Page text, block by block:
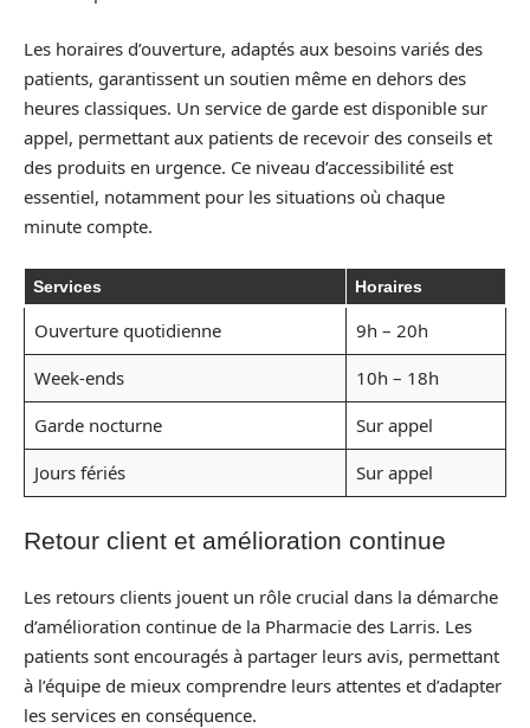
Les horaires d’ouverture, adaptés aux besoins variés des
patients, garantissent un soutien même en dehors des
heures classiques. Un service de garde est disponible sur
appel, permettant aux patients de recevoir des conseils et
des produits en urgence. Ce niveau d’accessibilité est
essentiel, notamment pour les situations où chaque
minute compte.
Services Horaires
Ouverture quotidienne
9h – 20h
Week-ends
10h – 18h
Garde nocturne
Sur appel
Jours fériés
Sur appel
Retour client et amélioration continue
Les retours clients jouent un rôle crucial dans la démarche
d’amélioration continue de la Pharmacie des Larris. Les
patients sont encouragés à partager leurs avis, permettant
à l’équipe de mieux comprendre leurs attentes et d’adapter
les services en conséquence.